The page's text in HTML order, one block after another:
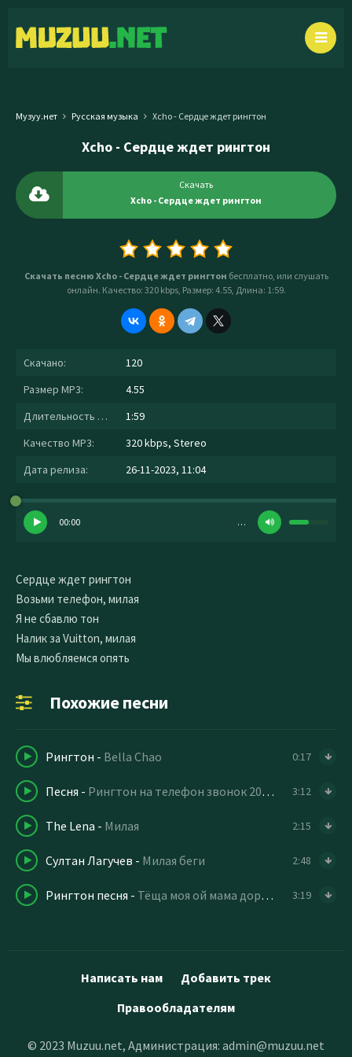
Музуу.нет Русская музыка Xcho - Сердце ждет рингтон
Xcho - Сердце ждет рингтон
Скачать
Xcho - Сердце ждет рингтон
Скачать песню Xcho - Сердце ждет рингтон бесплатно, или слушать
онлайн. Качество: 320 kbps, Размер: 4.55, Длина: 1:59.
Скачано:
120
Размер MP3:
4.55
Длительность MP3:
1:59
Качество MP3:
320 kbps, Stereo
Дата релиза:
26-11-2023, 11:04
00:00 …
Сердце ждет рингтон
Возьми телефон, милая
Я не сбавлю тон
Налик за Vuitton, милая
Мы влюбляемся опять
Похожие песни
Рингтон - Bella Chao 0:17
Песня - Рингтон на телефон звонок 2023 (remix) 3:12
The Lena - Милая 2:15
Султан Лагучев - Милая беги 2:48
Рингтон песня - Тёща моя ой мама дорогая 3:19
Написать нам
Добавить трек
Правообладателям
© 2023 Muzuu.net, Администрация: admin@muzuu.net